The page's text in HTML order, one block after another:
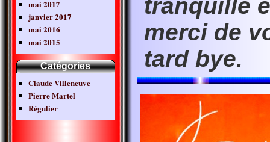
mai 2017
janvier 2017
mai 2016
mai 2015
Catégories
Claude Villeneuve
Pierre Martel
Régulier
tranquille
merci de
tard bye.